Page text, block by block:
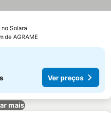
Solara
de AGRAME
Ver preços
mais